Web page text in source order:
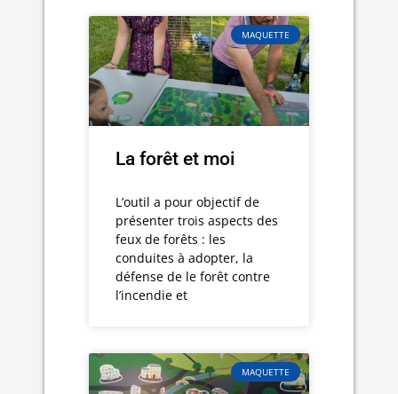
MAQUETTE
La forêt et moi
L’outil a pour objectif de
présenter trois aspects des
feux de forêts : les
conduites à adopter, la
défense de le forêt contre
l’incendie et
MAQUETTE